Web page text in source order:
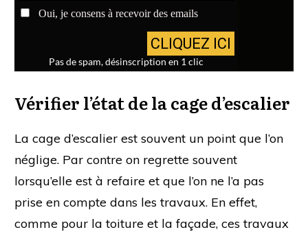
Vérifier l’état de la cage d’escalier
La cage d’escalier est souvent un point que l’on
néglige. Par contre on regrette souvent
lorsqu’elle est à refaire et que l’on ne l’a pas
prise en compte dans les travaux. En effet,
comme pour la toiture et la façade, ces travaux